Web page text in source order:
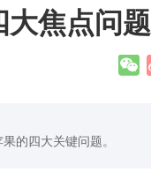
焦点问题
的四大关键问题。